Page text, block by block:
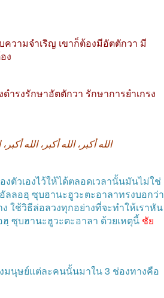
ความจำเริญ เขาก็ต้องมีอัตตักวา มี
ง
ดำรงรักษาอัตตักวา รักษาการยำเกรง
الله أكبر، الله أكبر، الله أكبر،
ตัวเองไว้ให้ได้ตลอดเวลานั้นมันไม่ใช่
ลลอฮฺ ซุบฮานะฮูวะตะอาลาทรงบอกว่า
ใช้วิธีล่อลวงทุกอย่างที่จะทำให้เราหัน
ฮฺ ซุบฮานะฮูวะตะอาลา ด้วยเหตุนี้ ชัย
มนุษย์แต่ละคนนั้นมาใน3 ช่องทางคือ